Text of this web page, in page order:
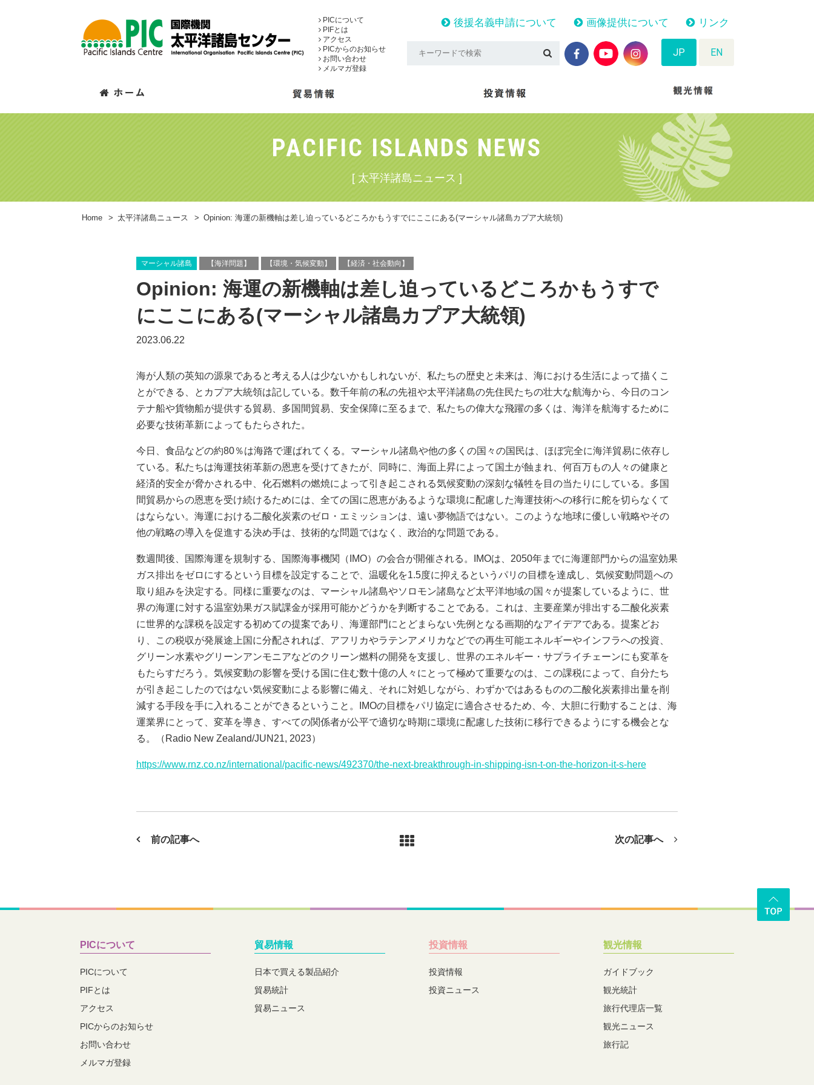
PICについて
PIFとは
アクセス
PICからのお知らせ
お問い合わせ
メルマガ登録
後援名義申請について 画像提供について リンク
JP EN
PACIFIC ISLANDS NEWS
[ 太平洋諸島ニュース ]
Home > 太平洋諸島ニュース > Opinion: 海運の新機軸は差し迫っているどころかもうすでにここにある(マーシャル諸島カプア大統領)
マーシャル諸島 【海洋問題】 【環境・気候変動】 【経済・社会動向】
Opinion: 海運の新機軸は差し迫っているどころかもうすで
にここにある(マーシャル諸島カプア大統領)
2023.06.22
海が人類の英知の源泉であると考える人は少ないかもしれないが、私たちの歴史と未来は、海における生活によって描くこ
とができる、とカプア大統領は記している。数千年前の私の先祖や太平洋諸島の先住民たちの壮大な航海から、今日のコン
テナ船や貨物船が提供する貿易、多国間貿易、安全保障に至るまで、私たちの偉大な飛躍の多くは、海洋を航海するために
必要な技術革新によってもたらされた。
今日、食品などの約80％は海路で運ばれてくる。マーシャル諸島や他の多くの国々の国民は、ほぼ完全に海洋貿易に依存し
ている。私たちは海運技術革新の恩恵を受けてきたが、同時に、海面上昇によって国土が蝕まれ、何百万もの人々の健康と
経済的安全が脅かされる中、化石燃料の燃焼によって引き起こされる気候変動の深刻な犠牲を目の当たりにしている。多国
間貿易からの恩恵を受け続けるためには、全ての国に恩恵があるような環境に配慮した海運技術への移行に舵を切らなくて
はならない。海運における二酸化炭素のゼロ・エミッションは、遠い夢物語ではない。このような地球に優しい戦略やその
他の戦略の導入を促進する決め手は、技術的な問題ではなく、政治的な問題である。
数週間後、国際海運を規制する、国際海事機関（IMO）の会合が開催される。IMOは、2050年までに海運部門からの温室効果
ガス排出をゼロにするという目標を設定することで、温暖化を1.5度に抑えるというパリの目標を達成し、気候変動問題への
取り組みを決定する。同様に重要なのは、マーシャル諸島やソロモン諸島など太平洋地域の国々が提案しているように、世
界の海運に対する温室効果ガス賦課金が採用可能かどうかを判断することである。これは、主要産業が排出する二酸化炭素
に世界的な課税を設定する初めての提案であり、海運部門にとどまらない先例となる画期的なアイデアである。提案どお
り、この税収が発展途上国に分配されれば、アフリカやラテンアメリカなどでの再生可能エネルギーやインフラへの投資、
グリーン水素やグリーンアンモニアなどのクリーン燃料の開発を支援し、世界のエネルギー・サプライチェーンにも変革を
もたらすだろう。気候変動の影響を受ける国に住む数十億の人々にとって極めて重要なのは、この課税によって、自分たち
が引き起こしたのではない気候変動による影響に備え、それに対処しながら、わずかではあるものの二酸化炭素排出量を削
減する手段を手に入れることができるということ。IMOの目標をパリ協定に適合させるため、今、大胆に行動することは、海
運業界にとって、変革を導き、すべての関係者が公平で適切な時期に環境に配慮した技術に移行できるようにする機会とな
る。（Radio New Zealand/JUN21, 2023）
https://www.rnz.co.nz/international/pacific-news/492370/the-next-breakthrough-in-shipping-isn-t-on-the-horizon-it-s-here
前の記事へ 次の記事へ
PICについて
PICについて
PIFとは
アクセス
PICからのお知らせ
お問い合わせ
メルマガ登録
貿易情報
日本で買える製品紹介
貿易統計
貿易ニュース
投資情報
投資情報
投資ニュース
観光情報
ガイドブック
観光統計
旅行代理店一覧
観光ニュース
旅行記